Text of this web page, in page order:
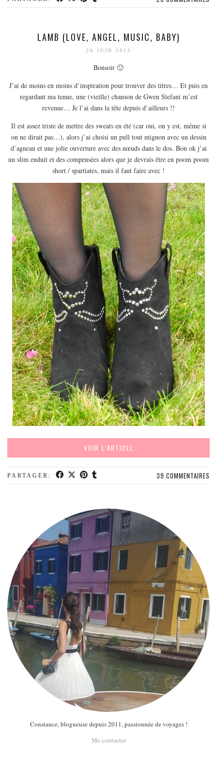
LAMB (LOVE, ANGEL, MUSIC, BABY)
26 JUIN 2013
Bonsoir 🙂
J’ai de moins en moins d’inspiration pour trouver des titres… Et puis en
regardant ma tenue, une (vieille) chanson de Gwen Stefani m’est
revenue… Je l’ai dans la tête depuis d’ailleurs !!
Il est assez triste de mettre des sweats en été (car oui, on y est, même si
on ne dirait pas…), alors j’ai choisi un pull tout mignon avec un dessin
d’agneau et une jolie ouverture avec des nœuds dans le dos. Bon ok j’ai
un slim enduit et des compensées alors que je devrais être en poom poom
short / spartiates, mais il faut faire avec !
VOIR L’ARTICLE
PARTAGER: 39 COMMENTAIRES
Constance, blogueuse depuis 2011, passionnée de voyages !
Me contacter